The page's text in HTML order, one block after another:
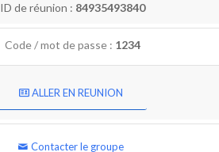
ID de réunion : 84935493840
Code / mot de passe : 1234
ALLER EN REUNION
Contacter le groupe